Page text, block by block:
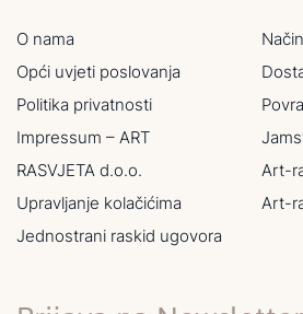
O nama
Opći uvjeti poslovanja
Politika privatnosti
Impressum – ART
RASVJETA d.o.o.
Upravljanje kolačićima
Jednostrani raskid ugovora
Art-
Art-